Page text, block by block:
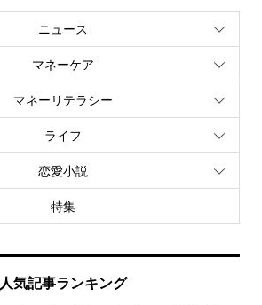
ニュース
マネーケア
マネーリテラシー
ライフ
恋愛小説
特集
人気記事ランキング